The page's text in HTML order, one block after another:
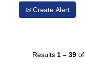
Create Alert
Results 1 – 39 of